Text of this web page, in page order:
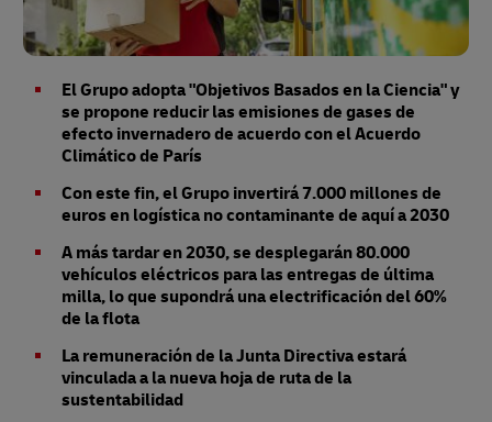
El Grupo adopta "Objetivos Basados en la Ciencia" y
se propone reducir las emisiones de gases de
efecto invernadero de acuerdo con el Acuerdo
Climático de París
Con este fin, el Grupo invertirá 7.000 millones de
euros en logística no contaminante de aquí a 2030
A más tardar en 2030, se desplegarán 80.000
vehículos eléctricos para las entregas de última
milla, lo que supondrá una electrificación del 60%
de la flota
La remuneración de la Junta Directiva estará
vinculada a la nueva hoja de ruta de la
sustentabilidad